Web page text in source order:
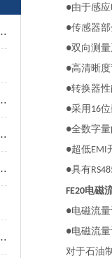
流量精准测量设备
水系统的智能助手
其对污水处理的影响
中扮演着至关重要的角色
是被测液体是导电的
●由于感
●传感器
●双向测
●高清晰
●转换器
●采用 16
●全数字
●超低EMI
●具有
FE20电磁
●电磁流
●电磁流
对于石油制